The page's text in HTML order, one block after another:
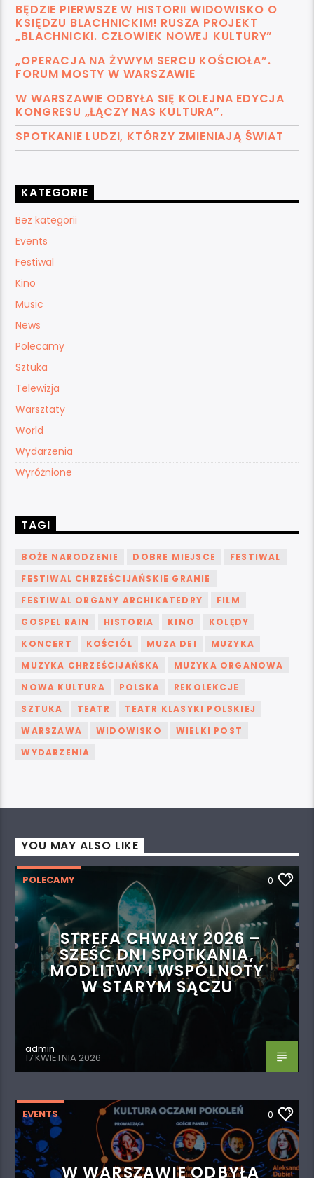
BĘDZIE PIERWSZE W HISTORII WIDOWISKO O
KSIĘDZU BLACHNICKIM! RUSZA PROJEKT
„BLACHNICKI. CZŁOWIEK NOWEJ KULTURY”
„OPERACJA NA ŻYWYM SERCU KOŚCIOŁA”.
FORUM MOSTY W WARSZAWIE
W WARSZAWIE ODBYŁA SIĘ KOLEJNA EDYCJA
KONGRESU „ŁĄCZY NAS KULTURA”.
SPOTKANIE LUDZI, KTÓRZY ZMIENIAJĄ ŚWIAT
KATEGORIE
Bez kategorii
Events
Festiwal
Kino
Music
News
Polecamy
Sztuka
Telewizja
Warsztaty
World
Wydarzenia
Wyróżnione
TAGI
BOŻE NARODZENIE DOBRE MIEJSCE
FESTIWAL
FESTIWAL CHRZEŚCIJAŃSKIE GRANIE
FESTIWAL ORGANY ARCHIKATEDRY
FILM
GOSPEL RAIN
HISTORIA KINO
KOLĘDY
KONCERT
KOŚCIÓŁ MUZA DEI
MUZYKA
MUZYKA CHRZEŚCIJAŃSKA
MUZYKA ORGANOWA
NOWA KULTURA
POLSKA
REKOLEKCJE
SZTUKA
TEATR
TEATR KLASYKI POLSKIEJ
WARSZAWA
WIDOWISKO
WIELKI POST
WYDARZENIA
YOU MAY ALSO LIKE
POLECAMY 0
STREFA CHWAŁY 2026 –
SZEŚĆ DNI SPOTKANIA,
MODLITWY I WSPÓLNOTY
W STARYM SĄCZU
admin
17 KWIETNIA 2026
EVENTS 0
W WARSZAWIE ODBYŁA